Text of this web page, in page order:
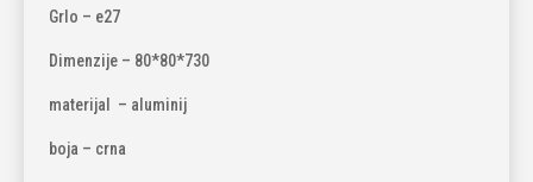
Grlo – e27
Dimenzije – 80*80*730
materijal – aluminij
boja – crna